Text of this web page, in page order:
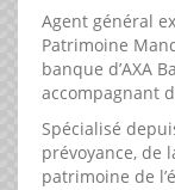
Agent général
Patrimoine
banque d’AXA
accompagnant
Spécialisé
prévoyance, de
patrimoine de